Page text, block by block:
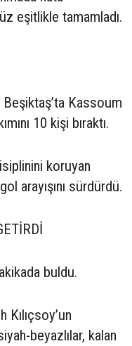
eşitlikle tamamladı.
Beşiktaş’ta Kassoum
10 kişi bıraktı.
koruyan
arayışını sürdürdü.
buldu.
beyazlılar, kalan